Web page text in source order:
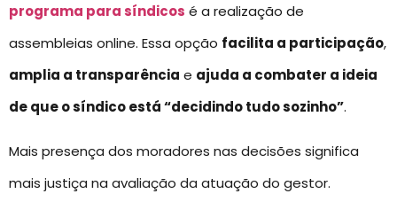
programa para síndicos é a realização de
assembleias online. Essa opção facilita a participação,
amplia a transparência e ajuda a combater a ideia
de que o síndico está “decidindo tudo sozinho”.
Mais presença dos moradores nas decisões significa
mais justiça na avaliação da atuação do gestor.